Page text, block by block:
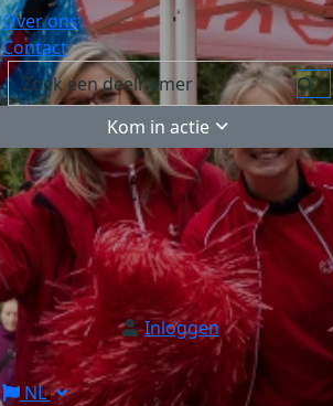
Over ons
Contact
Kom in actie
Inloggen
NL